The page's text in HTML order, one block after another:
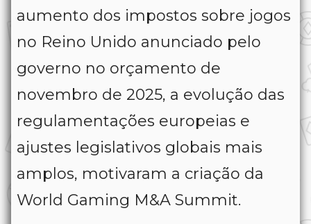
aumento dos impostos sobre jogos
no Reino Unido anunciado pelo
governo no orçamento de
novembro de 2025, a evolução das
regulamentações europeias e
ajustes legislativos globais mais
amplos, motivaram a criação da
World Gaming M&A Summit.